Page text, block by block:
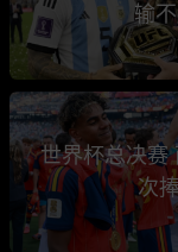
输
世界杯总决赛
次